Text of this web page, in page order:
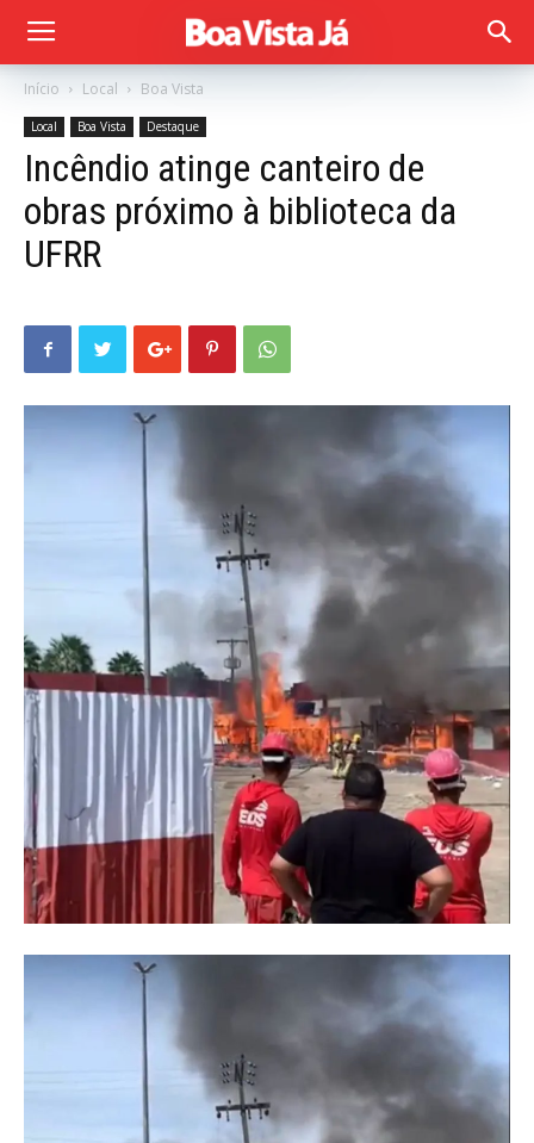
Início Local Boa Vista
Local Boa Vista Destaque
Incêndio atinge canteiro de
obras próximo à biblioteca da
UFRR